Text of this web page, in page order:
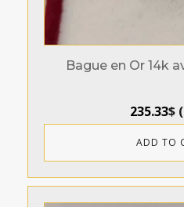
Bague en Or 14k
235.33$(
ADD TO